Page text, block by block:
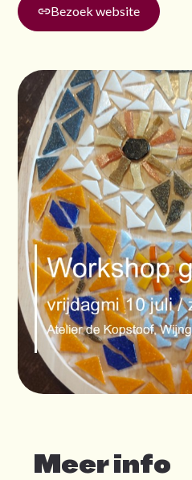
Bezoek website
Meer info